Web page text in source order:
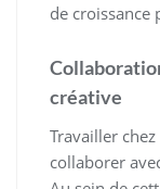
de croissance
créative
Travailler
collaborer